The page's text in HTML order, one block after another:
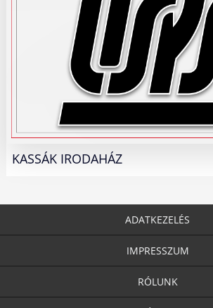
KASSÁK IRODAHÁZ
ADATKEZELÉS
IMPRESSZUM
RÓLUNK